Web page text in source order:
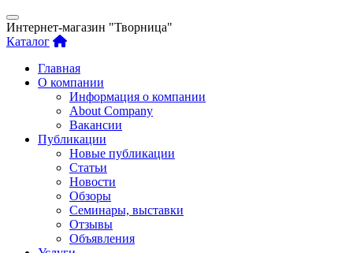
Интернет-магазин "Творница"
Каталог
Главная
О компании
Информация о компании
About Company
Вакансии
Публикации
Новые публикации
Статьи
Новости
Обзоры
Семинары, выставки
Отзывы
Объявления